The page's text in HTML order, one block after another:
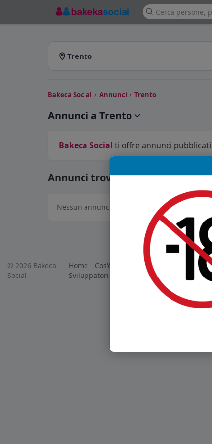
Trento
Bakeca Social / Annunci / Trento
Annunci a Trento
Bakeca Social ti offre annunci
Annunci trovati: 0
Nessun annuncio disponibile in questa sezione.
© 2026 Bakeca
Social
Home Cos'è BakecaSocial
Sviluppatori
Centro Assistenza Supporto